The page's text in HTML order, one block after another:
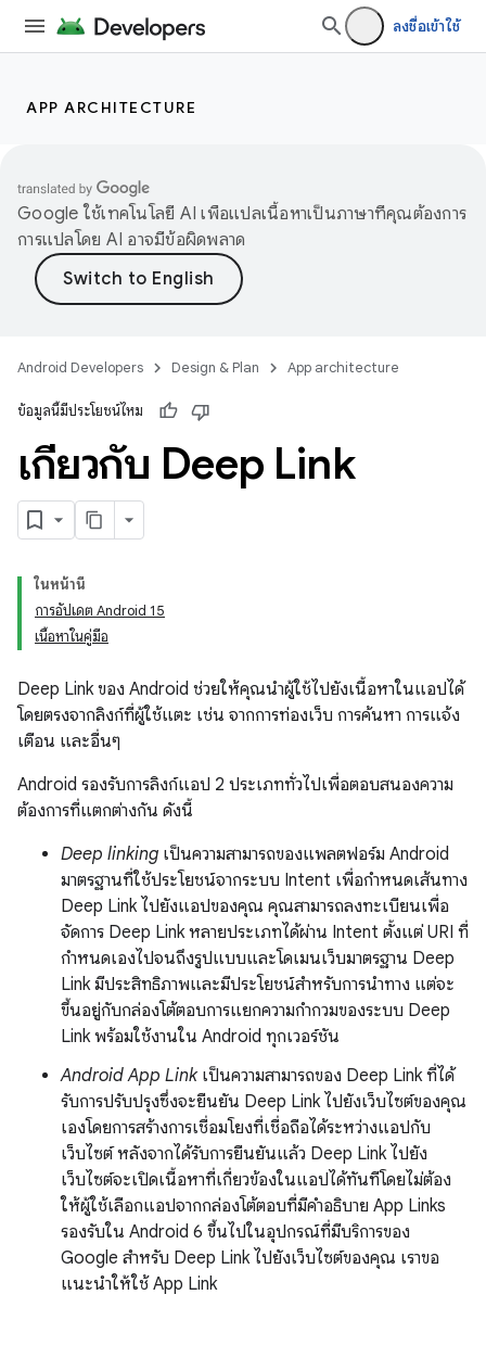
ลงชื่อเข้าใช้
APP ARCHITECTURE
Google ใช้เทคโนโลยี AI เพื่อแปลเนื้อหาเป็นภาษาที่คุณต้องการ
การแปลโดย AI อาจมีข้อผิดพลาด
Android Developers Design & Plan App architecture
ข้อมูลนี้มีประโยชน์ไหม
เกี่ยวกับ Deep Link
ในหน้านี้
การอัปเดต Android 15
เนื้อหาในคู่มือ
Deep Link ของ Android ช่วยให้คุณนําผู้ใช้ไปยังเนื้อหาในแอปได้
โดยตรงจากลิงก์ที่ผู้ใช้แตะ เช่น จากการท่องเว็บ การค้นหา การแจ้ง
เตือน และอื่นๆ
Android รองรับการลิงก์แอป 2 ประเภททั่วไปเพื่อตอบสนองความ
ต้องการที่แตกต่างกัน ดังนี้
Deep linking เป็นความสามารถของแพลตฟอร์ม Android
มาตรฐานที่ใช้ประโยชน์จากระบบ Intent เพื่อกำหนดเส้นทาง
Deep Link ไปยังแอปของคุณ คุณสามารถลงทะเบียนเพื่อ
จัดการ Deep Link หลายประเภทได้ผ่าน Intent ตั้งแต่ URI ที่
กำหนดเองไปจนถึงรูปแบบและโดเมนเว็บมาตรฐาน Deep
Link มีประสิทธิภาพและมีประโยชน์สำหรับการนำทาง แต่จะ
ขึ้นอยู่กับกล่องโต้ตอบการแยกความกำกวมของระบบ Deep
Link พร้อมใช้งานใน Android ทุกเวอร์ชัน
Android App Linkเป็นความสามารถของ Deep Link ที่ได้
รับการปรับปรุงซึ่งจะยืนยัน Deep Link ไปยังเว็บไซต์ของคุณ
เองโดยการสร้างการเชื่อมโยงที่เชื่อถือได้ระหว่างแอปกับ
เว็บไซต์ หลังจากได้รับการยืนยันแล้ว Deep Link ไปยัง
เว็บไซต์จะเปิดเนื้อหาที่เกี่ยวข้องในแอปได้ทันทีโดยไม่ต้อง
ให้ผู้ใช้เลือกแอปจากกล่องโต้ตอบที่มีคำอธิบาย App Links
รองรับใน Android 6 ขึ้นไปในอุปกรณ์ที่มีบริการของ
Google สำหรับ Deep Link ไปยังเว็บไซต์ของคุณ เราขอ
แนะนำให้ใช้ App Link